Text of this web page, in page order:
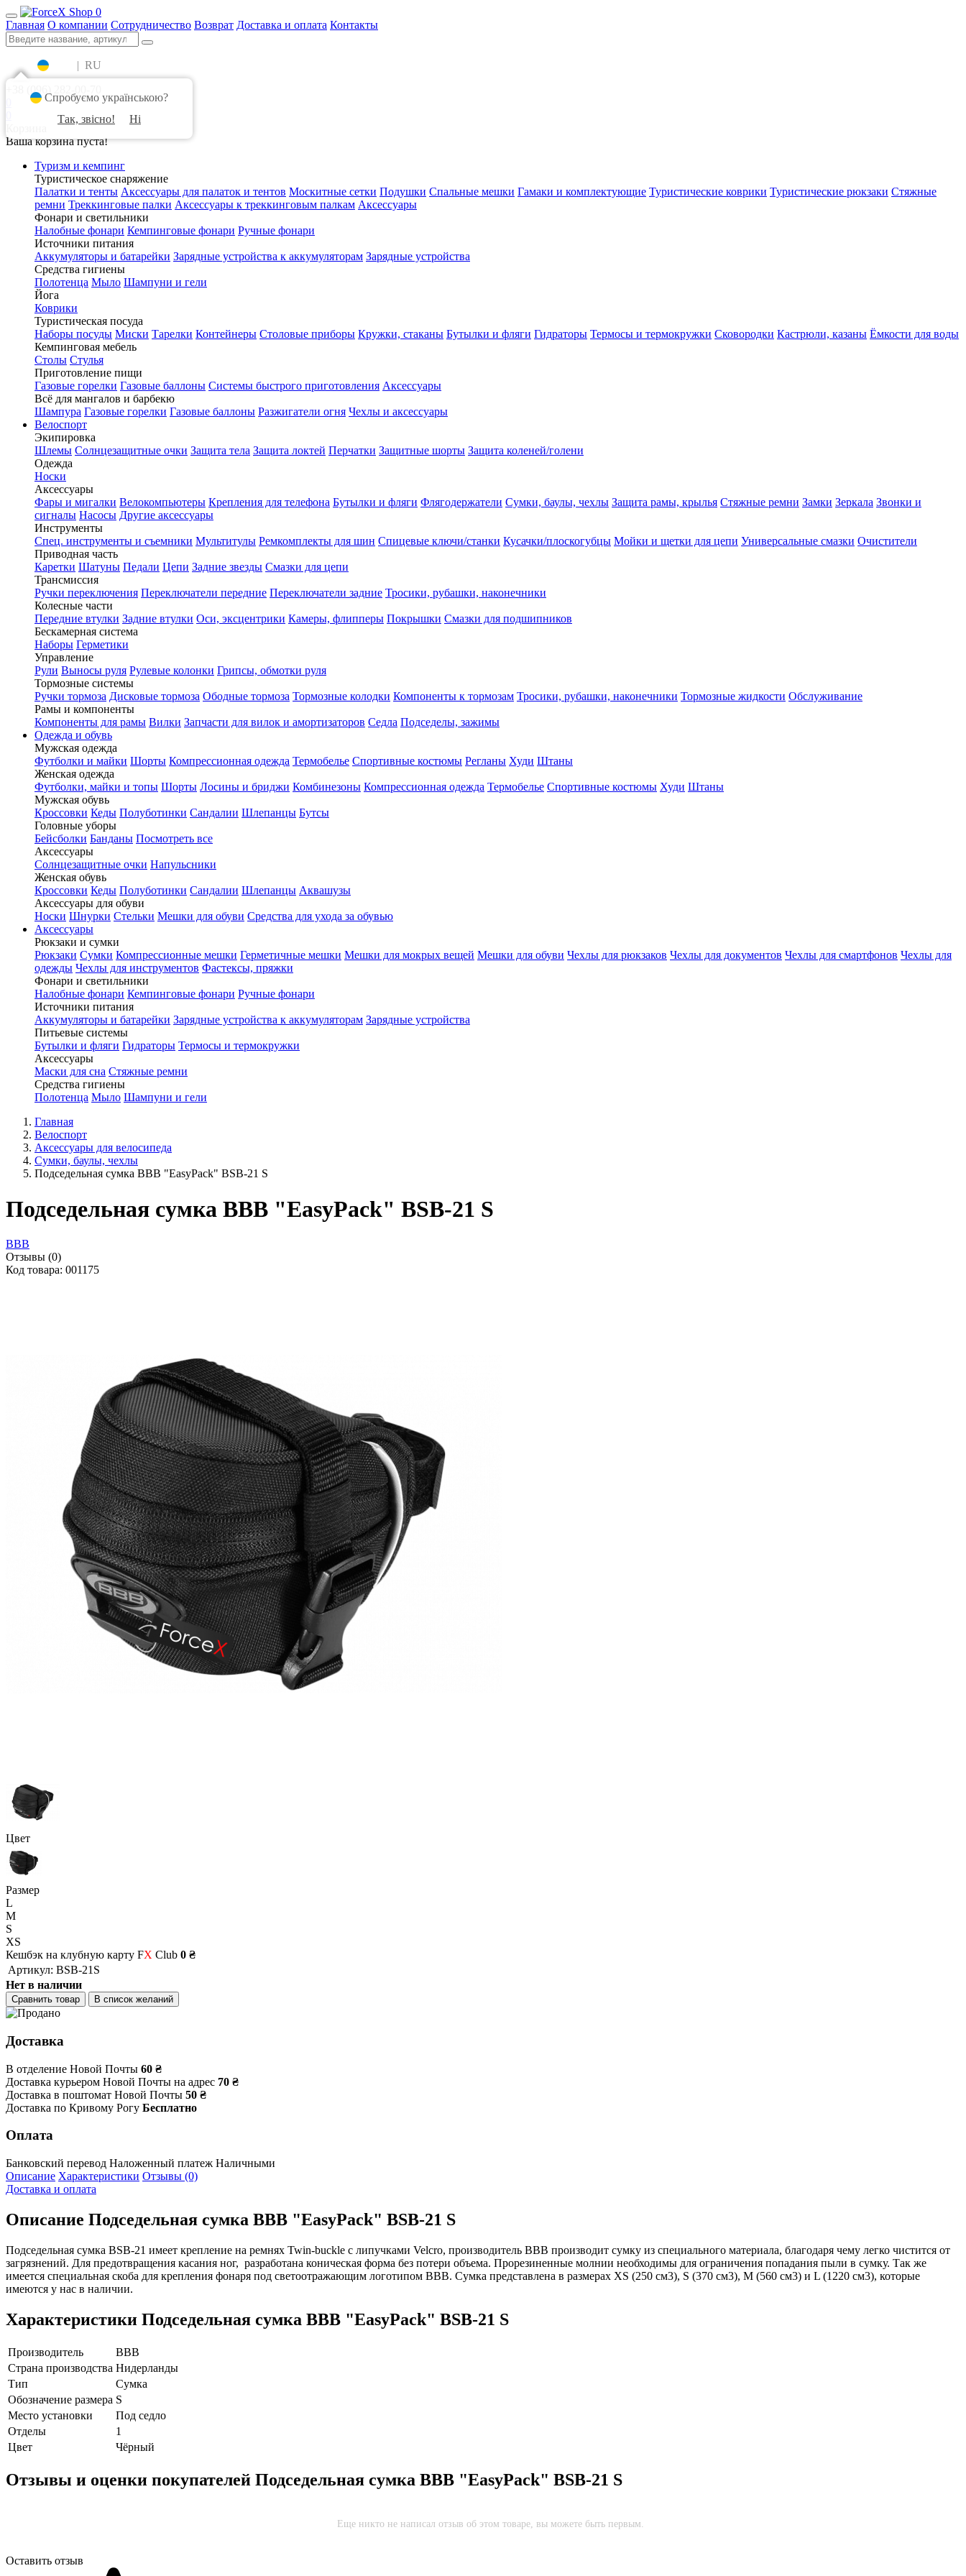
0
Главная О компании Сотрудничество Возврат Доставка и оплата Контакты
| RU
+38 (096) 282-00-70
Ваша корзина пуста!
Туризм и кемпинг
Туристическое снаряжение
Палатки и тенты Аксессуары для палаток и тентов Москитные сетки Подушки Спальные мешки Гамаки и комплектующие Туристические коврики Туристические рюкзаки Стяжные
ремни Треккинговые палки Аксессуары к треккинговым палкам Аксессуары
Фонари и светильники
Налобные фонари Кемпинговые фонари Ручные фонари
Источники питания
Аккумуляторы и батарейки Зарядные устройства к аккумуляторам Зарядные устройства
Средства гигиены
Полотенца Мыло Шампуни и гели
Йога
Коврики
Туристическая посуда
Наборы посуды Миски Тарелки Контейнеры Столовые приборы Кружки, стаканы Бутылки и фляги Гидраторы Термосы и термокружки Сковородки Кастрюли, казаны Ёмкости для воды
Кемпинговая мебель
Столы Стулья
Приготовление пищи
Газовые горелки Газовые баллоны Системы быстрого приготовления Аксессуары
Всё для мангалов и барбекю
Шампура Газовые горелки Газовые баллоны Разжигатели огня Чехлы и аксессуары
Велоспорт
Экипировка
Шлемы Солнцезащитные очки Защита тела Защита локтей Перчатки Защитные шорты Защита коленей/голени
Одежда
Носки
Аксессуары
Фары и мигалки Велокомпьютеры Крепления для телефона Бутылки и фляги Флягодержатели Сумки, баулы, чехлы Защита рамы, крылья Стяжные ремни Замки Зеркала Звонки и
сигналы Насосы Другие аксессуары
Инструменты
Спец. инструменты и съемники Мультитулы Ремкомплекты для шин Спицевые ключи/станки Кусачки/плоскогубцы Мойки и щетки для цепи Универсальные смазки Очистители
Приводная часть
Каретки Шатуны Педали Цепи Задние звезды Смазки для цепи
Трансмиссия
Ручки переключения Переключатели передние Переключатели задние Тросики, рубашки, наконечники
Колесные части
Передние втулки Задние втулки Оси, эксцентрики Камеры, флипперы Покрышки Смазки для подшипников
Бескамерная система
Наборы Герметики
Управление
Рули Выносы руля Рулевые колонки Грипсы, обмотки руля
Тормозные системы
Ручки тормоза Дисковые тормоза Ободные тормоза Тормозные колодки Компоненты к тормозам Тросики, рубашки, наконечники Тормозные жидкости Обслуживание
Рамы и компоненты
Компоненты для рамы Вилки Запчасти для вилок и амортизаторов Седла Подседелы, зажимы
Одежда и обувь
Мужская одежда
Футболки и майки Шорты Компрессионная одежда Термобелье Спортивные костюмы Регланы Худи Штаны
Женская одежда
Футболки, майки и топы Шорты Лосины и бриджи Комбинезоны Компрессионная одежда Термобелье Спортивные костюмы Худи Штаны
Мужская обувь
Кроссовки Кеды Полуботинки Сандалии Шлепанцы Бутсы
Головные уборы
Бейсболки Банданы Посмотреть все
Аксессуары
Солнцезащитные очки Напульсники
Женская обувь
Кроссовки Кеды Полуботинки Сандалии Шлепанцы Аквашузы
Аксессуары для обуви
Носки Шнурки Стельки Мешки для обуви Средства для ухода за обувью
Аксессуары
Рюкзаки и сумки
Рюкзаки Сумки Компрессионные мешки Герметичные мешки Мешки для мокрых вещей Мешки для обуви Чехлы для рюкзаков Чехлы для документов Чехлы для смартфонов Чехлы для
одежды Чехлы для инструментов Фастексы, пряжки
Фонари и светильники
Налобные фонари Кемпинговые фонари Ручные фонари
Источники питания
Аккумуляторы и батарейки Зарядные устройства к аккумуляторам Зарядные устройства
Питьевые системы
Бутылки и фляги Гидраторы Термосы и термокружки
Аксессуары
Маски для сна Стяжные ремни
Средства гигиены
Полотенца Мыло Шампуни и гели
Главная
Велоспорт
Аксессуары для велосипеда
Сумки, баулы, чехлы
Подседельная сумка BBB "EasyPack" BSB-21 S
Подседельная сумка BBB "EasyPack" BSB-21 S
BBB
Отзывы (0)
Код товара: 001175
Цвет
Размер
L
M
S
XS
Кешбэк на клубную карту FX Club 0 ₴
Артикул: BSB-21S
Нет в наличии
Сравнить товар В список желаний
Доставка
В отделение Новой Почты 60 ₴
Доставка курьером Новой Почты на адрес 70 ₴
Доставка в поштомат Новой Почты 50 ₴
Доставка по Кривому Рогу Бесплатно
Оплата
Банковский перевод Наложенный платеж Наличными
Описание Характеристики Отзывы (0)
Доставка и оплата
Описание Подседельная сумка BBB "EasyPack" BSB-21 S
Подседельная сумка BSB-21 имеет крепление на ремнях Twin-buckle с липучками Velcro, производитель BBB производит сумку из специального материала, благодаря чему легко чистится от
загрязнений. Для предотвращения касания ног, разработана коническая форма без потери объема. Прорезиненные молнии необходимы для ограничения попадания пыли в сумку. Так же
имеется специальная скоба для крепления фонаря под светоотражающим логотипом BBB. Сумка представлена в размерах XS (250 см3), S (370 см3), M (560 см3) и L (1220 см3), которые
имеются у нас в наличии.
Характеристики Подседельная сумка BBB "EasyPack" BSB-21 S
Производитель
BBB
Страна производства Нидерланды
Тип
Сумка
Обозначение размера S
Место установки
Под седло
Отделы
1
Цвет
Чёрный
Отзывы и оценки покупателей Подседельная сумка BBB "EasyPack" BSB-21 S
Еще никто не написал отзыв об этом товаре, вы можете быть первым.
Оставить отзыв
Спробуємо українською?
Так, звісно!
Ні